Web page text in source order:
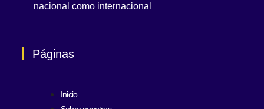
nacional como internacional
Páginas
Inicio